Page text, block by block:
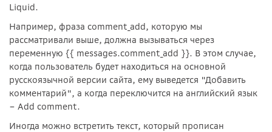
Liquid.
Например, фраза comment_add, которую мы
рассматривали выше, должна вызываться через
переменную {{ messages.comment_add }}. В этом случае,
когда пользователь будет находиться на основной
русскоязычной версии сайта, ему выведется "Добавить
комментарий", а когда переключится на английский язык
– Add comment.
Иногда можно встретить текст, который прописан